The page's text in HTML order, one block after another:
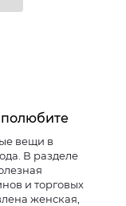
вещи в
В разделе
и торговых
женская,